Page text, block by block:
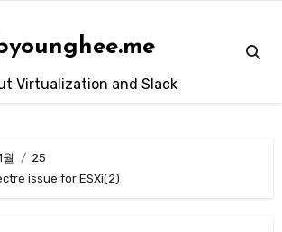
Virtualization and Slack
월
25
issue for ESXi(2)